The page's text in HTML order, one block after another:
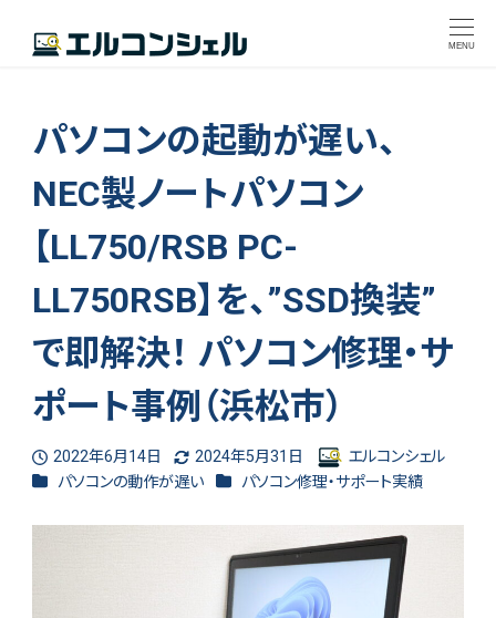
MENU
パソコンの起動が遅い、
NEC製ノートパソコン
【LL750/RSB PC-
LL750RSB】を、”SSD換装”
で即解決！ パソコン修理・サ
ポート事例（浜松市）
投稿日
2022年6月14日
更新日
2024年5月31日
著
者
エルコンシェル
カテゴリー
パソコンの動作が遅い カテゴリー
パソコン修理・サポート実績